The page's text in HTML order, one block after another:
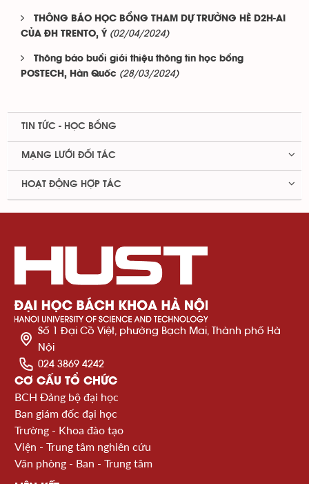
THÔNG BÁO HỌC BỔNG THAM DỰ TRƯỜNG HÈ D2H-AI
CỦA ĐH TRENTO, Ý (02/04/2024)
Thông báo buổi giới thiệu thông tin học bổng
POSTECH, Hàn Quốc (28/03/2024)
TIN TỨC - HỌC BỔNG
MẠNG LƯỚI ĐỐI TÁC
HOẠT ĐỘNG HỢP TÁC
Số 1 Đại Cồ Việt, phường Bạch Mai, Thành phố Hà
Nội
024 3869 4242
CƠ CẤU TỔ CHỨC
BCH Đảng bộ đại học
Ban giám đốc đại học
Trường - Khoa đào tạo
Viện - Trung tâm nghiên cứu
Văn phòng - Ban - Trung tâm